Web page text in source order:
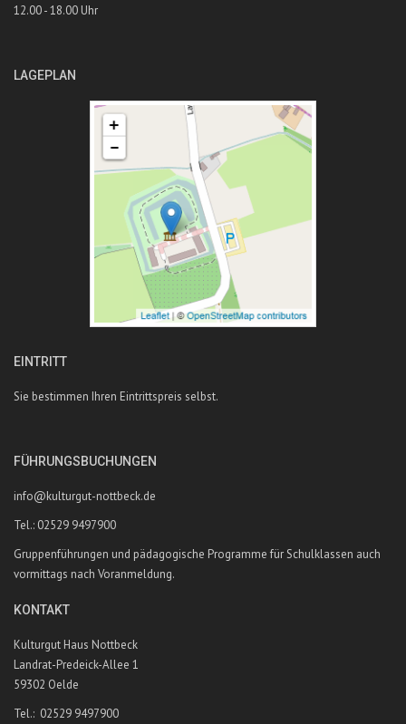
12.00 - 18.00 Uhr
LAGEPLAN
EINTRITT
Sie bestimmen Ihren Eintrittspreis selbst.
FÜHRUNGSBUCHUNGEN
info@kulturgut-nottbeck.de
Tel.: 02529 9497900
Gruppenführungen und pädagogische Programme für Schulklassen auch
vormittags nach Voranmeldung.
KONTAKT
Kulturgut Haus Nottbeck
Landrat-Predeick-Allee 1
59302 Oelde
Tel.: 02529 9497900